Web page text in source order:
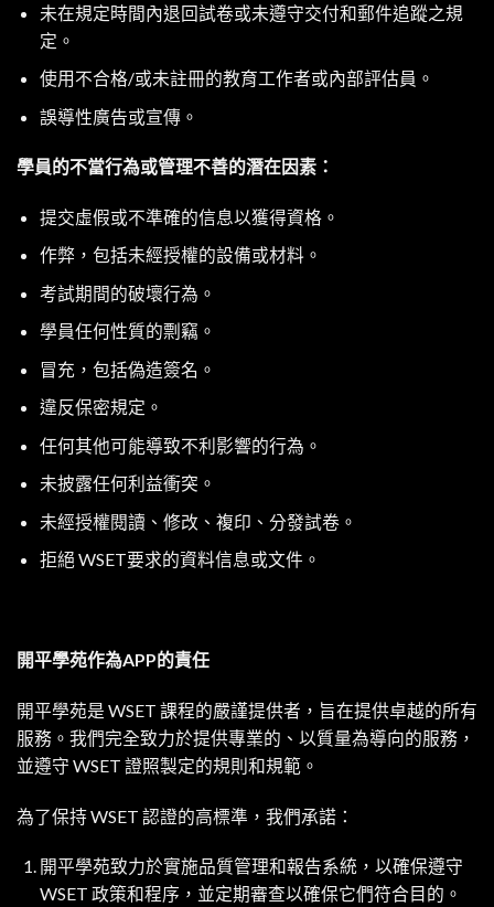
未在規定時間內退回試卷或未遵守交付和郵件追蹤之規
定。
使用不合格/或未註冊的教育工作者或內部評估員。
誤導性廣告或宣傳。
學員的不當行為或管理不善的潛在因素：
提交虛假或不準確的信息以獲得資格。
作弊，包括未經授權的設備或材料。
考試期間的破壞行為。
學員任何性質的剽竊。
冒充，包括偽造簽名。
違反保密規定。
任何其他可能導致不利影響的行為。
未披露任何利益衝突。
未經授權閱讀、修改、複印、分發試卷。
拒絕 WSET要求的資料信息或文件。
開平學苑作為APP的責任
開平學苑是 WSET 課程的嚴謹提供者，旨在提供卓越的所有
服務。我們完全致力於提供專業的、以質量為導向的服務，
並遵守 WSET 證照製定的規則和規範。
為了保持 WSET 認證的高標準，我們承諾：
開平學苑致力於實施品質管理和報告系統，以確保遵守
WSET 政策和程序，並定期審查以確保它們符合目的。